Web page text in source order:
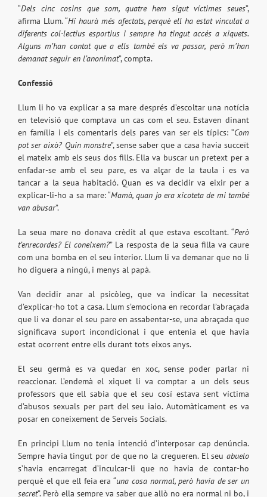
“Dels cinc cosins que som, quatre hem sigut víctimes seues”,
afirma Llum. “Hi haurà més afectats, perquè ell ha estat vinculat a
diferents col·lectius esportius i sempre ha tingut accés a xiquets.
Alguns m’han contat que a ells també els va passar, però m’han
demanat seguir en l’anonimat”, compta.
Confessió
Llum li ho va explicar a sa mare després d’escoltar una notícia
en televisió que comptava un cas com el seu. Estaven dinant
en família i els comentaris dels pares van ser els típics: “Com
pot ser això? Quin monstre”, sense saber que a casa havia succeït
el mateix amb els seus dos fills. Ella va buscar un pretext per a
enfadar-se amb el seu pare, es va alçar de la taula i es va
tancar a la seua habitació. Quan es va decidir va eixir per a
explicar-li-ho a sa mare: “Mamà, quan jo era xicoteta de mi també
van abusar”.
La seua mare no donava crèdit al que estava escoltant. “Però
t’enrecordes? El coneixem?” La resposta de la seua filla va caure
com una bomba en el seu interior. Llum li va demanar que no li
ho diguera a ningú, i menys al papà.
Van decidir anar al psicòleg, que va indicar la necessitat
d’explicar-ho tot a casa. Llum s’emociona en recordar l’abraçada
que li va donar el seu pare en assabentar-se, una abraçada que
significava suport incondicional i que entenia el que havia
estat ocorrent entre ells durant tots eixos anys.
El seu germà es va quedar en xoc, sense poder parlar ni
reaccionar. L’endemà el xiquet li va comptar a un dels seus
professors que ell sabia que el seu cosí estava sent víctima
d’abusos sexuals per part del seu iaio. Automàticament es va
posar en coneixement de Serveis Socials.
En principi Llum no tenia intenció d’interposar cap denúncia.
Sempre havia tingut por de que no la cregueren. El seu abuelo
s’havia encarregat d’inculcar-li que no havia de contar-ho
perquè el que ell feia era “una cosa normal, però havia de ser un
secret”. Però ella sempre va saber que allò no era normal ni bo, i